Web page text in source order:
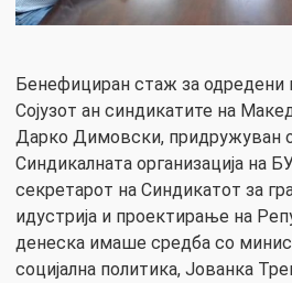
Бенефициран стаж за одредени
Сојузот ан синдикатите на
Дарко Димовски, придружуван
Синдикалната организација
секретарот на Синдикатот за
идустрија и проектирање на
денеска имаше средба со
социјална политика, Јованка